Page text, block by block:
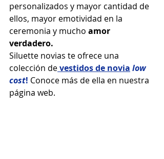
personalizados y mayor cantidad de
ellos, mayor emotividad en la
ceremonia y mucho amor
verdadero.
Siluette novias te ofrece una
colección devestidos de novia low
cost! Conoce más de ella en nuestra
página web.